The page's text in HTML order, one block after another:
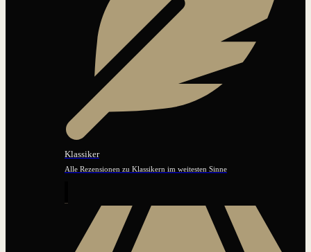
Klassiker
Alle Rezensionen zu Klassikern im weitesten Sinne